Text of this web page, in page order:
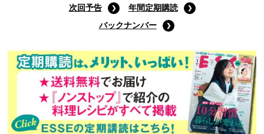
9月号通常版 (定価:790円)
Amazonで購入する
次回予告
年間定期購読